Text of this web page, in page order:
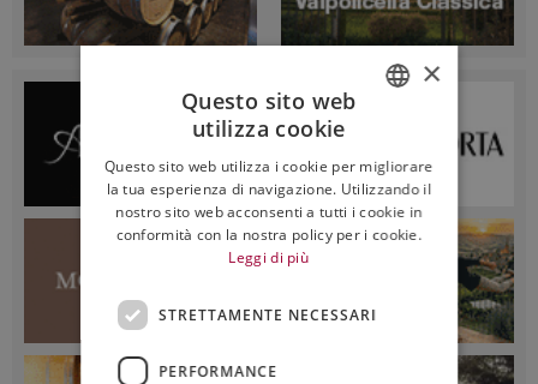
ENGLISH
×
Questo sito web
utilizza cookie
Questo sito web utilizza i cookie per migliorare
la tua esperienza di navigazione. Utilizzando il
nostro sito web acconsenti a tutti i cookie in
conformità con la nostra policy per i cookie.
Leggi di più
STRETTAMENTE NECESSARI
PERFORMANCE